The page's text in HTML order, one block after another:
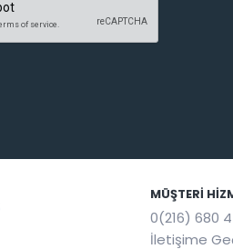
MÜŞTERI
0(216) 680
İletişime